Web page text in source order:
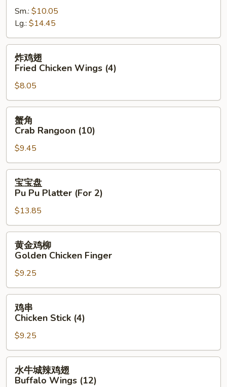
Boneless
Spare
Ribs
Sm.: $10.05
Lg.: $14.45
Fried
Chicken
Wings
(4)
炸鸡翅
Fried Chicken Wings (4)
$8.05
Crab
Rangoon
(10)
蟹角
Crab Rangoon (10)
$9.45
Pu
Pu
Platter
(For
宝宝盘
Pu Pu Platter (For 2)
$13.85
Golden
Chicken
Finger
黄金鸡柳
Golden Chicken Finger
$9.25
Chicken
Stick
(4)
鸡串
Chicken Stick (4)
$9.25
水牛城辣鸡翅
Buffalo Wings (12)